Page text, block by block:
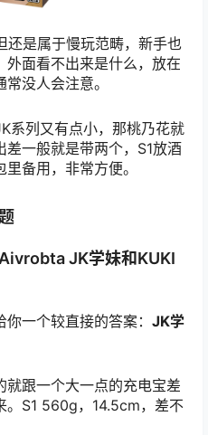
还是属于慢玩范畴，新手也
外面看不出来是什么，放在
没人会注意。
系列又有点小，那桃乃花就
一般就是带两个，S1放酒
备用，非常方便。
JK学妹和KUKI
一个较直接的答案： JK学
跟一个大一点的充电宝差
。S1 560g，14.5cm，差不